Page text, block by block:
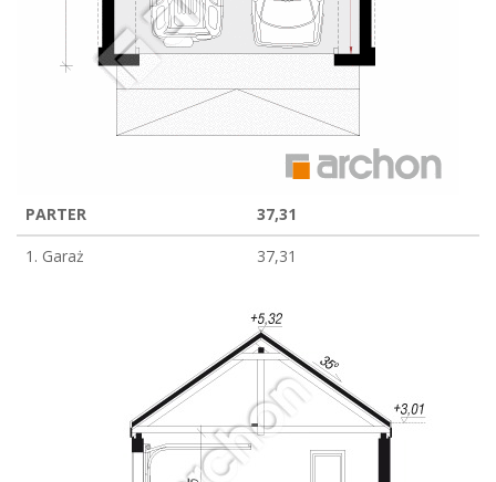
PARTER
37,31
1. Garaż
37,31